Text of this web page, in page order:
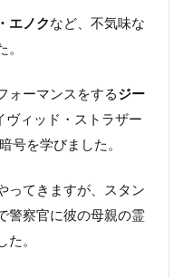
エノク など、不気味な
。
ォーマンスをする ジー
ヴィッド・ストラザー
号を学びました。
ってきますが、スタン
警察官に彼の母親の霊
た。